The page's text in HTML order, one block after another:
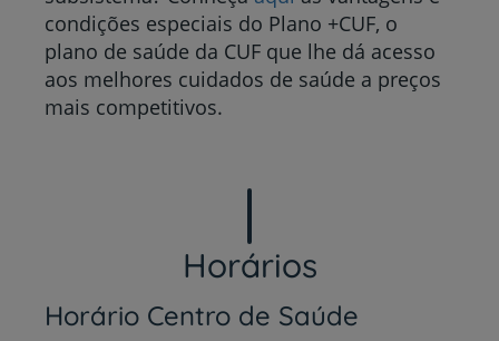
condições especiais do Plano +CUF, o
plano de saúde da CUF que lhe dá acesso
aos melhores cuidados de saúde a preços
mais competitivos.
Horários
Horário Centro de Saúde